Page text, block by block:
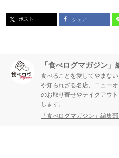
ポスト シェア
「食べログマガジン」
食べることを愛してやまな
や知られざる名店、ニュー
のお取り寄せやテイクアウ
します。
「食べログマガジン」編集